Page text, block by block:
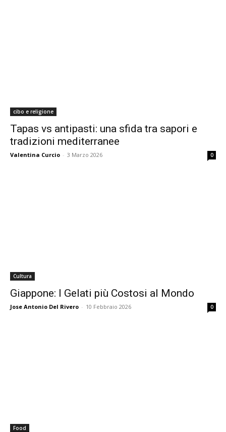
cibo e religione
Tapas vs antipasti: una sfida tra sapori e
tradizioni mediterranee
Valentina Curcio - 3 Marzo 2026 0
Cultura
Giappone: I Gelati più Costosi al Mondo
Jose Antonio Del Rivero - 10 Febbraio 2026 0
Food